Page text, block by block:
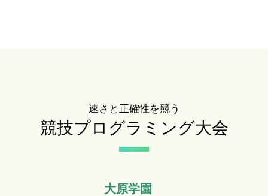
速さと正確性を競う
競技プログラミング大会
大原学園